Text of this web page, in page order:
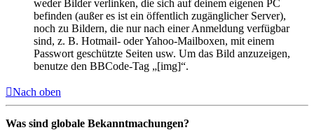
weder Bilder verlinken, die sich auf deinem eigenen PC
befinden (außer es ist ein öffentlich zugänglicher Server),
noch zu Bildern, die nur nach einer Anmeldung verfügbar
sind, z. B. Hotmail- oder Yahoo-Mailboxen, mit einem
Passwort geschützte Seiten usw. Um das Bild anzuzeigen,
benutze den BBCode-Tag „[img]“.
Nach oben
Was sind globale Bekanntmachungen?